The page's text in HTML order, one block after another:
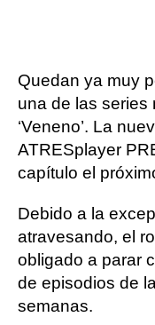
Quedan ya muy
una de las series
‘Veneno’. La
ATRESplayer
capítulo el
Debido a la
atravesando, el
obligado a parar
de episodios de
semanas.